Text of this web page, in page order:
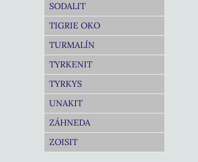
SODALIT
TIGRIE OKO
TURMALÍN
TYRKENIT
TYRKYS
UNAKIT
ZÁHNEDA
ZOISIT